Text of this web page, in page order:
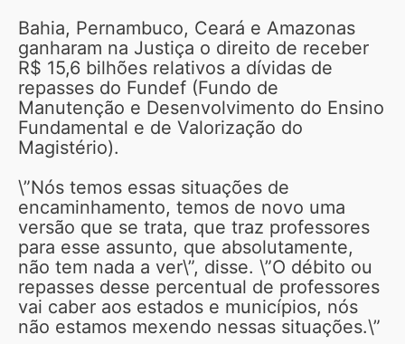
Bahia, Pernambuco, Ceará e Amazonas
ganharam na Justiça o direito de receber
R$ 15,6 bilhões relativos a dívidas de
repasses do Fundef (Fundo de
Manutenção e Desenvolvimento do Ensino
Fundamental e de Valorização do
Magistério).
\”Nós temos essas situações de
encaminhamento, temos de novo uma
versão que se trata, que traz professores
para esse assunto, que absolutamente,
não tem nada a ver\”, disse. \”O débito ou
repasses desse percentual de professores
vai caber aos estados e municípios, nós
não estamos mexendo nessas situações.\”